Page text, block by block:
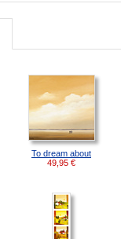
To dream about
49,95 €